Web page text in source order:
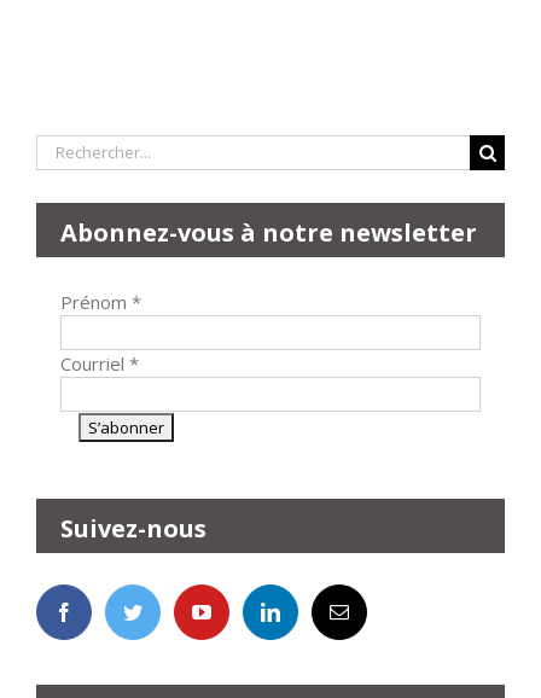
Rechercher:
Abonnez-vous à notre newsletter
Prénom *
Courriel *
Suivez-nous